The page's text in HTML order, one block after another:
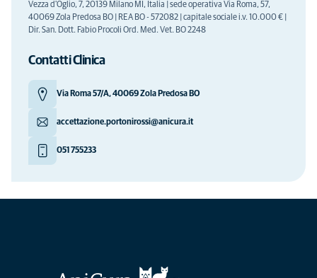
Vezza d'Oglio, 7, 20139 Milano MI, Italia | sede operativa Via Roma, 57,
40069 Zola Predosa BO | REA BO - 572082 | capitale sociale i.v. 10.000 € |
Dir. San. Dott. Fabio Procoli Ord. Med. Vet. BO 2248
Contatti Clinica
Via Roma 57/A, 40069 Zola Predosa BO
accettazione.portonirossi@anicura.it
051 755233